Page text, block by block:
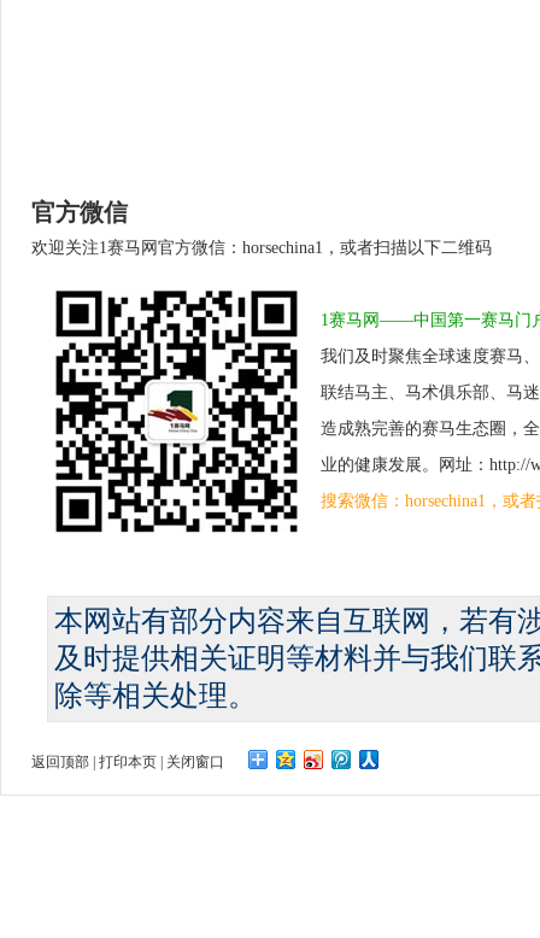
官方微信
欢迎关注1赛马网官方微信：horsechina1，或者扫描以下二维码
1赛马网——中国第一赛马门
我们及时聚焦全球速度赛马
联结马主、马术俱乐部、马
造成熟完善的赛马生态圈，
业的健康发展。网址：http://
搜索微信：horsechina1，或
本网站有部分内容来自互联网，若有
及时提供相关证明等材料并与我们联
除等相关处理。
返回顶部 打印本页 关闭窗口